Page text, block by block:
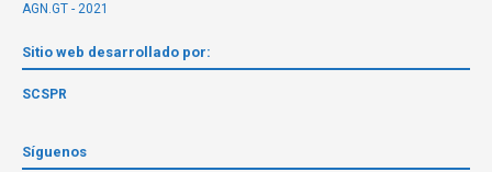
AGN.GT - 2021
Sitio web desarrollado por:
SCSPR
Síguenos